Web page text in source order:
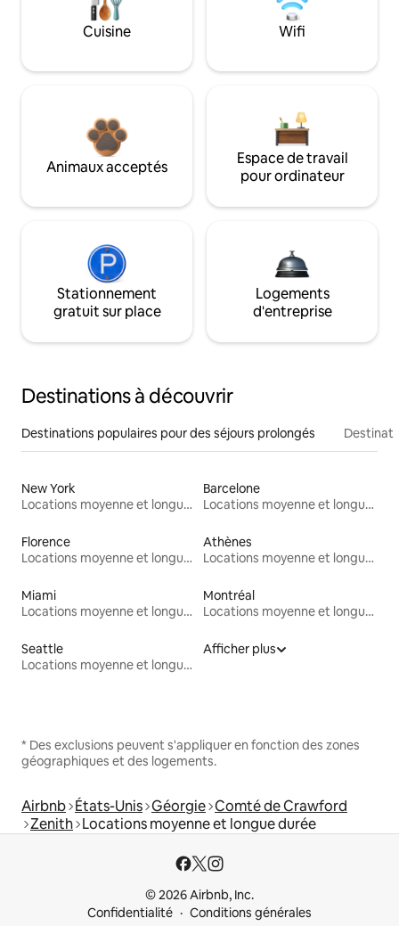
Cuisine Wifi
Animaux acceptés
Espace de travail
pour ordinateur
Stationnement
gratuit sur place
Logements
d'entreprise
Destinations à découvrir
Destinations populaires pour des séjours prolongés
New York
Locations moyenne et longue durée
Barcelone
Locations moyenne et longue durée
Florence
Locations moyenne et longue durée
Athènes
Locations moyenne et longue durée
Miami
Locations moyenne et longue durée
Montréal
Locations moyenne et longue durée
Seattle
Locations moyenne et longue durée
Afficher plus
* Des exclusions peuvent s'appliquer en fonction des zones
géographiques et des logements.
Airbnb États-Unis Géorgie Comté de Crawford
Zenith Locations moyenne et longue durée
© 2026 Airbnb, Inc.
Confidentialité
Conditions générales